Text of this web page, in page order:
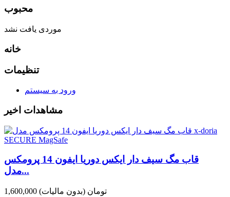
محبوب
موردی یافت نشد
خانه
تنظیمات
ورود به سیستم
مشاهدات اخیر
قاب مگ سیف دار ایکس دوریا ایفون 14 پرومکس
مدل...
1,600,000 تومان (بدون مالیات)